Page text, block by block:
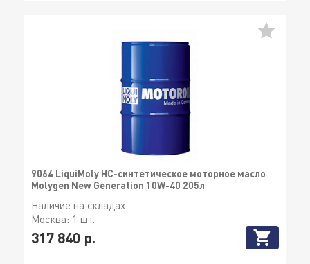
9064 LiquiMoly НС-синтетическое моторное масло
Molygen New Generation 10W-40 205л
Наличие на складах
Москва: 1 шт.
317 840 р.